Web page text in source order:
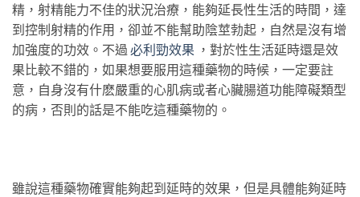
精，射精能力不佳的狀況治療，能夠延長性生活的時間，達
到控制射精的作用，卻並不能幫助陰莖勃起，自然是沒有增
加強度的功效。不過 必利勁效果 ，對於性生活延時還是效
果比較不錯的，如果想要服用這種藥物的時候，一定要註
意，自身沒有什麽嚴重的心肌病或者心臟腸道功能障礙類型
的病，否則的話是不能吃這種藥物的。
雖說這種藥物確實能夠起到延時的效果，但是具體能夠延時